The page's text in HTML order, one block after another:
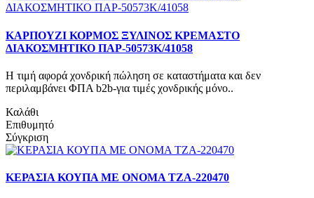
ΚΑΡΠΟΥΖΙ ΚΟΡΜΟΣ ΞΥΛΙΝΟΣ ΚΡΕΜΑΣΤΟ
ΔΙΑΚΟΣΜΗΤΙΚΟ ΠΑΡ-50573Κ/41058
Η τιμή αφορά χονδρική πώληση σε καταστήματα και δεν
περιλαμβάνει ΦΠΑ b2b-για τιμές χονδρικής μόνο..
Καλάθι
Επιθυμητό
Σύγκριση
ΚΕΡΑΣΙΑ ΚΟΥΠΑ ΜΕ ΟΝΟΜΑ ΤΖΑ-220470